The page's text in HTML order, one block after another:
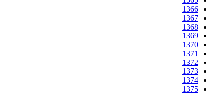
1366
1367
1368
1369
1370
1371
1372
1373
1374
1375